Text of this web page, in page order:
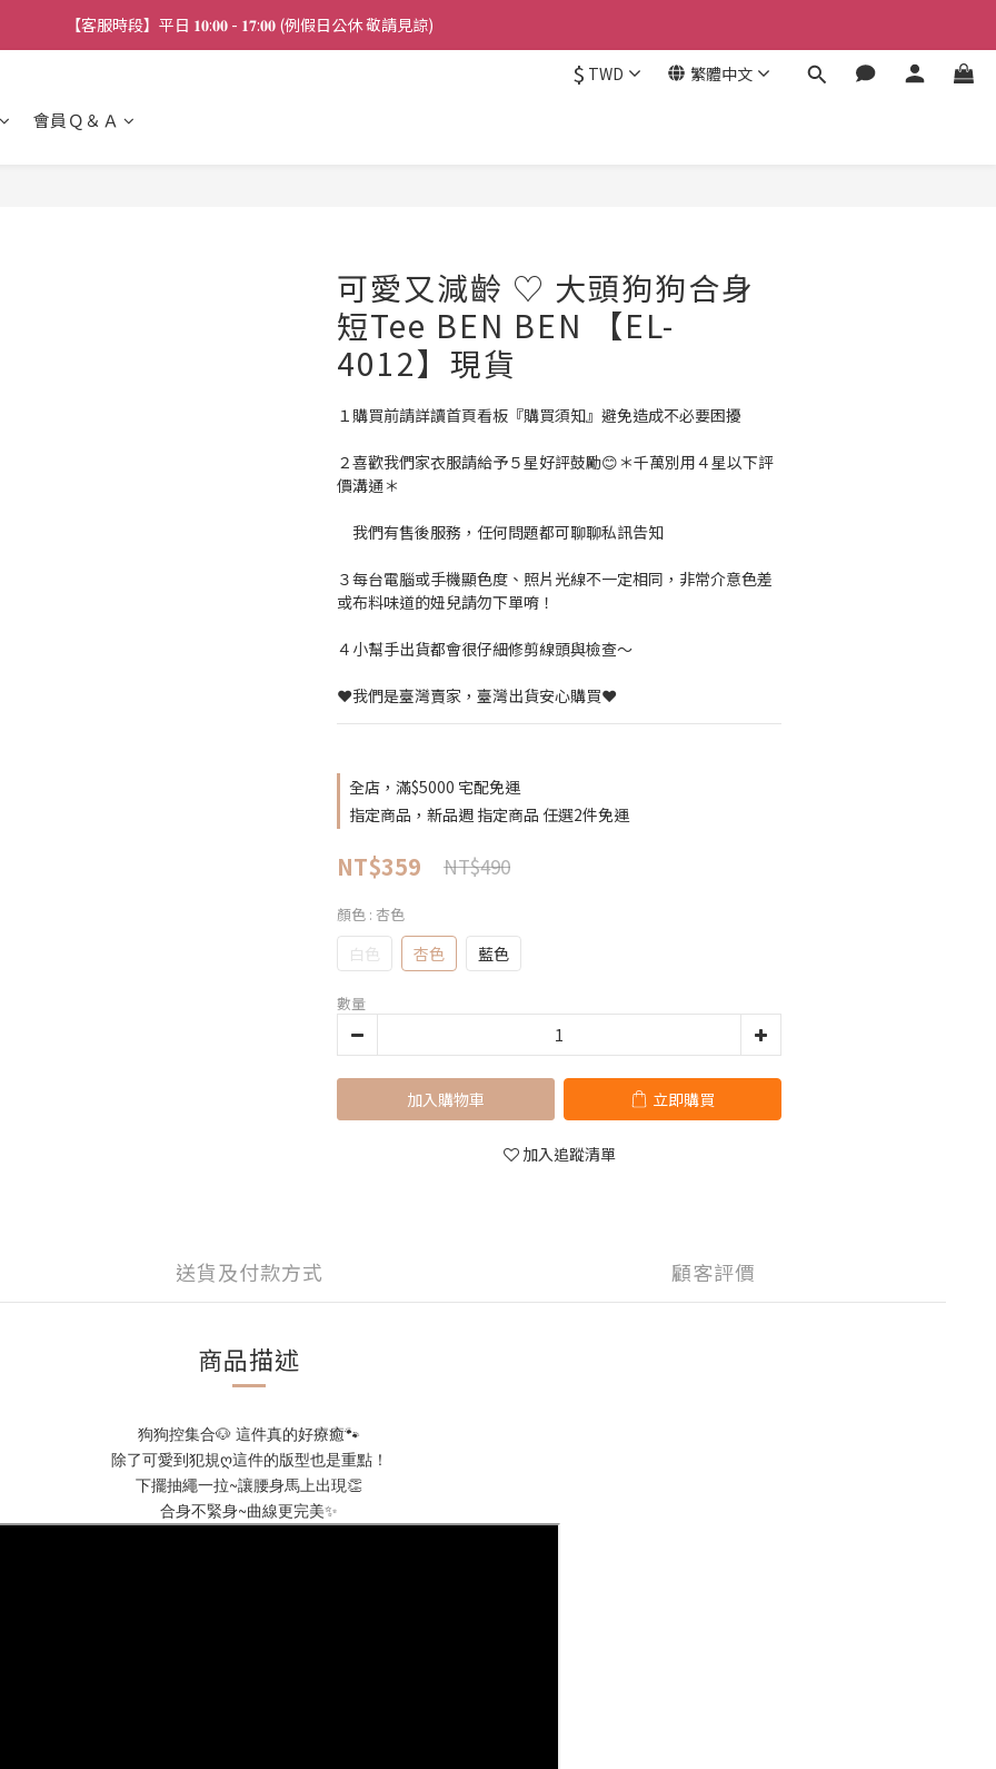
【連線直播】每週二 ~ 週五 𝟐𝟎:𝟎𝟎 詳見 𝑰𝑮 公告
【客服時段】平日 𝟏𝟎:𝟎𝟎 - 𝟏𝟕:𝟎𝟎 (例假日公休 敬請見諒)
$ TWD 繁體中文
會員Ｑ＆Ａ
可愛又減齡 ♡ 大頭狗狗合身
短Tee BEN BEN 【EL-
4012】現貨
１購買前請詳讀首頁看板『購買須知』避免造成不必要困擾
２喜歡我們家衣服請給予５星好評鼓勵😊＊千萬別用４星以下評
價溝通＊
我們有售後服務，任何問題都可聊聊私訊告知
３每台電腦或手機顯色度、照片光線不一定相同，非常介意色差
或布料味道的妞兒請勿下單唷！
４小幫手出貨都會很仔細修剪線頭與檢查～
❤️我們是臺灣賣家，臺灣出貨安心購買❤️
全店，滿$5000 宅配免運
指定商品，新品週 指定商品 任選2件免運
NT$359 NT$490
顏色 : 杏色
白色 杏色 藍色
數量
加入購物車 立即購買
加入追蹤清單
送貨及付款方式 顧客評價
商品描述
狗狗控集合🐶 這件真的好療癒🐾
除了可愛到犯規ღ這件的版型也是重點！
下擺抽繩一拉~讓腰身馬上出現👏
合身不緊身~曲線更完美✨